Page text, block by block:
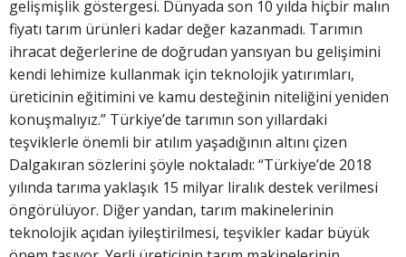
gelişmişlik göstergesi. Dünyada son 10 yılda hiçbir malın
fiyatı tarım ürünleri kadar değer kazanmadı. Tarımın
ihracat değerlerine de doğrudan yansıyan bu gelişimini
kendi lehimize kullanmak için teknolojik yatırımları,
üreticinin eğitimini ve kamu desteğinin niteliğini yeniden
konuşmalıyız.” Türkiye’de tarımın son yıllardaki
teşviklerle önemli bir atılım yaşadığının altını çizen
Dalgakıran sözlerini şöyle noktaladı: “Türkiye’de 2018
yılında tarıma yaklaşık 15 milyar liralık destek verilmesi
öngörülüyor. Diğer yandan, tarım makinelerinin
teknolojik açıdan iyileştirilmesi, teşvikler kadar büyük